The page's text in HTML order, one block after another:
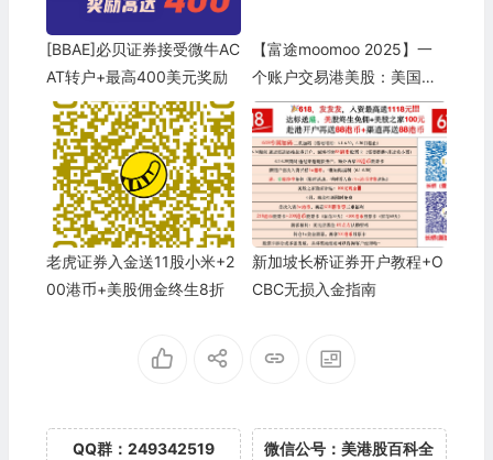
[BBAE]必贝证券接受微牛AC
AT转户+最高400美元奖励
【富途moomoo 2025】一
个账户交易港美股：美国送
$1000,加拿大送$350,新加
坡送$820
老虎证券入金送11股小米+2
00港币+美股佣金终生8折
新加坡长桥证券开户教程+O
CBC无损入金指南
QQ群：249342519
微信公号：美港股百科全